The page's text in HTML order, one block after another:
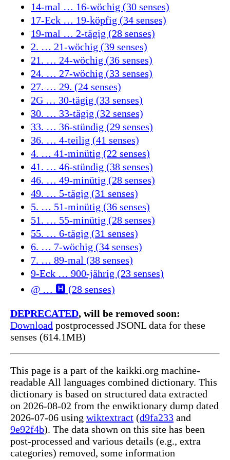
14-mal … 16-wöchig (30 senses)
17-Eck … 19-köpfig (34 senses)
19-mal … 2-tägig (28 senses)
2. … 21-wöchig (39 senses)
21. … 24-wöchig (36 senses)
24. … 27-wöchig (33 senses)
27. … 29. (24 senses)
2G … 30-tägig (33 senses)
30. … 33-tägig (32 senses)
33. … 36-stündig (29 senses)
36. … 4-teilig (41 senses)
4. … 41-minütig (22 senses)
41. … 46-stündig (38 senses)
46. … 49-minütig (28 senses)
49. … 5-tägig (31 senses)
5. … 51-minütig (36 senses)
51. … 55-minütig (28 senses)
55. … 6-tägig (31 senses)
6. … 7-wöchig (34 senses)
7. … 89-mal (38 senses)
9-Eck … 900-jährig (23 senses)
@ … 🅷 (28 senses)
DEPRECATED, will be removed soon:
Download postprocessed JSONL data for these
senses (614.1MB)
This page is a part of the kaikki.org machine-
readable All languages combined dictionary. This
dictionary is based on structured data extracted
on 2026-08-02 from the enwiktionary dump dated
2026-07-06 using wiktextract (d9fa233 and
9e92f4b). The data shown on this site has been
post-processed and various details (e.g., extra
categories) removed, some information